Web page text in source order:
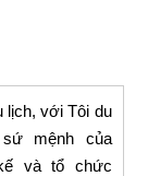
lịch, với Tôi du
mệnh của
và tổ chức